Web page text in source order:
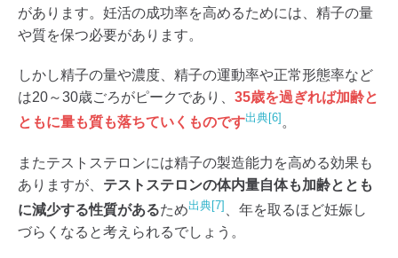
があります。妊活の成功率を高めるためには、精子の量
や質を保つ必要があります。
しかし精子の量や濃度、精子の運動率や正常形態率など
は20～30歳ごろがピークであり、 35歳を過ぎれば加齢と
ともに量も質も落ちていくものです出典[6] 。
またテストステロンには精子の製造能力を高める効果も
ありますが、 テストステロンの体内量自体も加齢ととも
に減少する性質があるため出典[7]
、年を取るほど妊娠し
づらくなると考えられるでしょう。